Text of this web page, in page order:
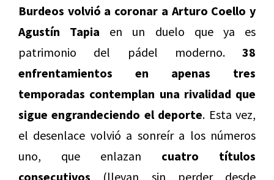
Burdeos volvió a coronar a Arturo Coello y
Agustín Tapia en un duelo que ya es
patrimonio del pádel moderno. 38
enfrentamientos en apenas tres
temporadas contemplan una rivalidad que
sigue engrandeciendo el deporte. Esta vez,
el desenlace volvió a sonreír a los números
uno, que enlazan cuatro títulos
consecutivos (llevan sin perder desde